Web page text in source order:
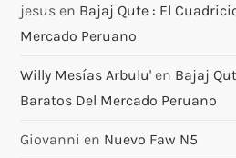
jesus en Bajaj Qute : El
Mercado Peruano
Willy Mesías Arbulu' en Bajaj
Baratos Del Mercado Peruano
Giovanni en Nuevo Faw N5